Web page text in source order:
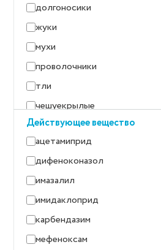
офиоболезная корневая
гниль
парша
пероноспороз
питиозная гниль
покрытая головня
пыльная головня
ржавчина карликовая
долгоносики
жуки
мухи
проволочники
тли
чешуекрылые
Действующее вещество
ацетамиприд
дифеноконазол
имазалил
имидаклоприд
карбендазим
мефеноксам